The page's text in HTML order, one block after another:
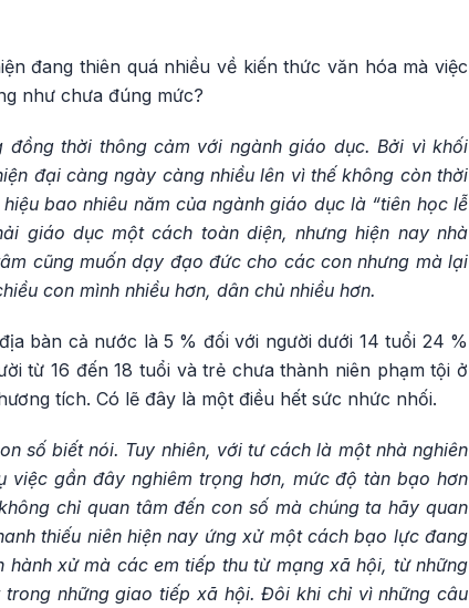
đang thiên quá nhiều về kiến thức văn hóa mà việc
như chưa đúng mức?
đồng thời thông cảm với ngành giáo dục. Bởi vì khối
đại càng ngày càng nhiều lên vì thế không còn thời
bao nhiêu năm của ngành giáo dục là “tiên học lễ
giáo dục một cách toàn diện, nhưng hiện nay nhà
cũng muốn dạy đạo đức cho các con nhưng mà lại
con mình nhiều hơn, dân chủ nhiều hơn.
bàn cả nước là 5 % đối với người dưới 14 tuổi 24 %
từ 16 đến 18 tuổi và trẻ chưa thành niên phạm tội ở
tích. Có lẽ đây là một điều hết sức nhức nhối.
số biết nói. Tuy nhiên, với tư cách là một nhà nghiên
gần đây nghiêm trọng hơn, mức độ tàn bạo hơn
chỉ quan tâm đến con số mà chúng ta hãy quan
thiếu niên hiện nay ứng xử một cách bạo lực đang
xử mà các em tiếp thu từ mạng xã hội, từ những
những giao tiếp xã hội. Đôi khi chỉ vì những câu